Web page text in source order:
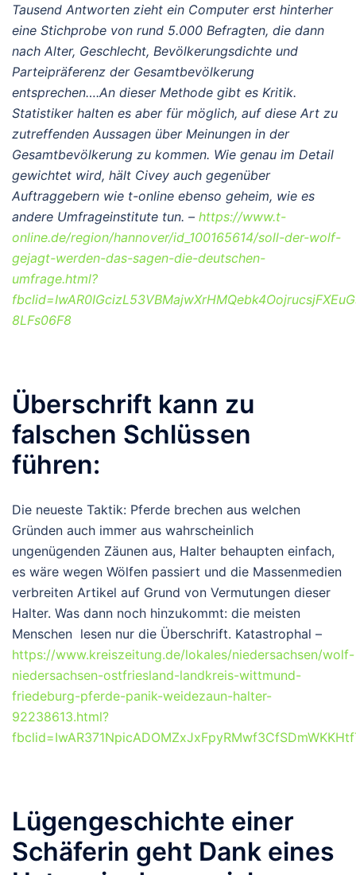
Tausend Antworten zieht ein Computer erst hinterher
eine Stichprobe von rund 5.000 Befragten, die dann
nach Alter, Geschlecht, Bevölkerungsdichte und
Parteipräferenz der Gesamtbevölkerung
entsprechen….An dieser Methode gibt es Kritik.
Statistiker halten es aber für möglich, auf diese Art zu
zutreffenden Aussagen über Meinungen in der
Gesamtbevölkerung zu kommen. Wie genau im Detail
gewichtet wird, hält Civey auch gegenüber
Auftraggebern wie t-online ebenso geheim, wie es
andere Umfrageinstitute tun. – https://www.t-
online.de/region/hannover/id_100165614/soll-der-wolf-
gejagt-werden-das-sagen-die-deutschen-
umfrage.html?
8LFs06F8
Überschrift kann zu
falschen Schlüssen
führen:
Die neueste Taktik: Pferde brechen aus welchen
Gründen auch immer aus wahrscheinlich
ungenügenden Zäunen aus, Halter behaupten einfach,
es wäre wegen Wölfen passiert und die Massenmedien
verbreiten Artikel auf Grund von Vermutungen dieser
Halter. Was dann noch hinzukommt: die meisten
Menschen lesen nur die Überschrift. Katastrophal –
https://www.kreiszeitung.de/lokales/niedersachsen/wolf-
niedersachsen-ostfriesland-landkreis-wittmund-
friedeburg-pferde-panik-weidezaun-halter-
92238613.html?
Lügengeschichte einer
Schäferin geht Dank eines